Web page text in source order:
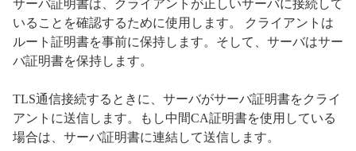
サーバ証明書は、クライアントが正しいサーバに接続して
いることを確認するために使用します。 クライアントは
ルート証明書を事前に保持します。そして、サーバはサー
バ証明書を保持します。
TLS通信接続するときに、サーバがサーバ証明書をクライ
アントに送信します。もし中間CA証明書を使用している
場合は、サーバ証明書に連結して送信します。